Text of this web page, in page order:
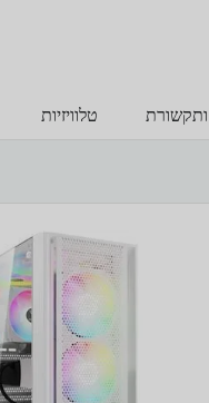
טלוויזיות